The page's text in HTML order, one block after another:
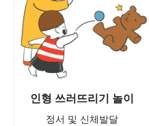
인형 쓰러뜨리기 놀이
정서 및 신체발달